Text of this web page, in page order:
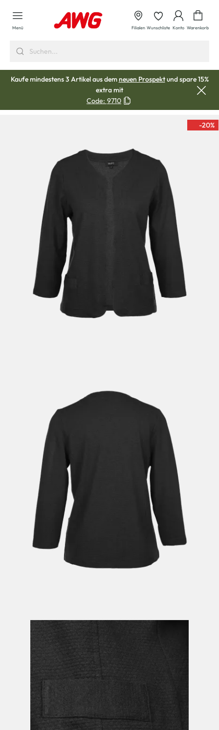
springen
Menü Filialen Wunschliste Konto Warenkorb
Kaufe mindestens 3 Artikel aus demneuen Prospektund spare 15%
extra mit
Code: 9710
-20%